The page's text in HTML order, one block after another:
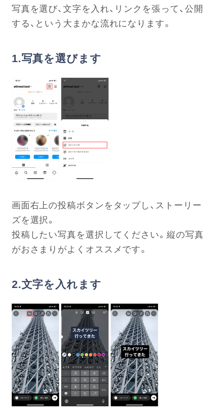
写真を選び、文字を入れ、リンクを張って、公開
する、という大まかな流れになります。
1.写真を選びます
画面右上の投稿ボタンをタップし、ストーリー
ズを選択。
投稿したい写真を選択してください。縦の写真
がおさまりがよくオススメです。
2.文字を入れます